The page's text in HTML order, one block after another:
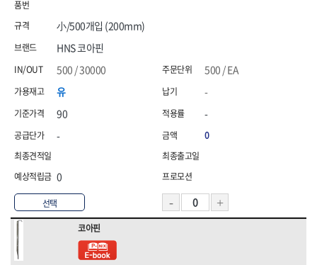
선택
HNS 코아핀
500 / EA
유
90
-
0
小/500개입 (200mm)
500 / 30000
-
-
0
코아핀